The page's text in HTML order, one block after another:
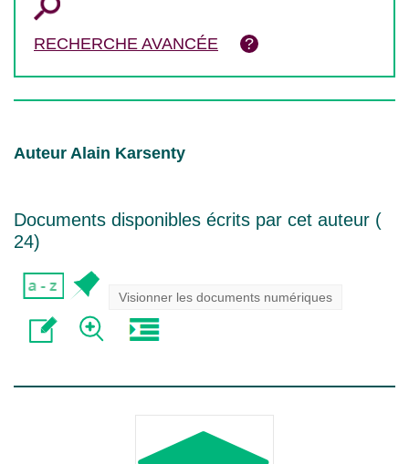
RECHERCHE AVANCÉE
Auteur Alain Karsenty
Documents disponibles écrits par cet auteur (
24)
Visionner les documents numériques